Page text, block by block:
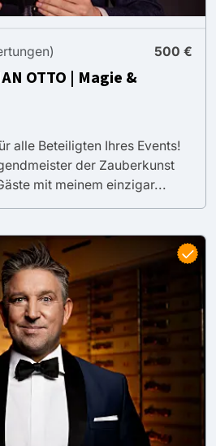
500 €
OTTO | Magie &
alle Beteiligten Ihres Events!
der Zauberkunst
mit meinem einzigar...